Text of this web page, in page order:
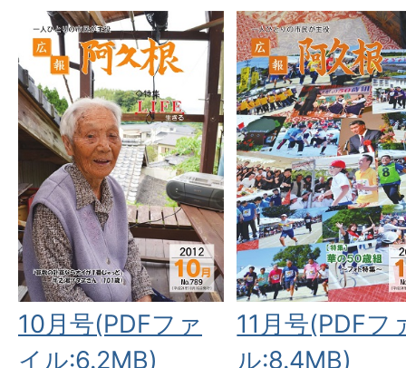
10月号(PDFファ
イル:6.2MB)
11月号(PDFフ
ル:8.4MB)